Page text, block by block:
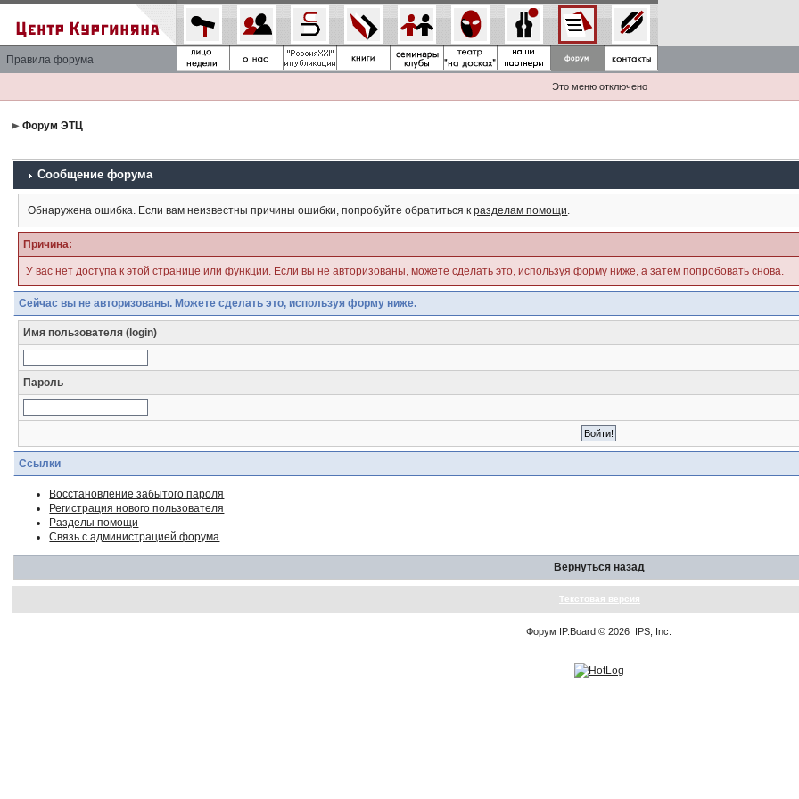
Правила форума
Это меню отключено
Форум ЭТЦ
Сообщение форума
Обнаружена ошибка. Если вам неизвестны причины ошибки, попробуйте обратиться кразделам помощи.
Причина:
У вас нет доступа к этой странице или функции. Если вы не авторизованы, можете сделать это, используя форму ниже, а затем попробовать снова.
Сейчас вы не авторизованы. Можете сделать это, используя форму ниже.
Имя пользователя (login)
Пароль
Ссылки
Восстановление забытого пароля
Регистрация нового пользователя
Разделы помощи
Связь с администрацией форума
Вернуться назад
Текстовая версия
Форум IP.Board © 2026 IPS, Inc